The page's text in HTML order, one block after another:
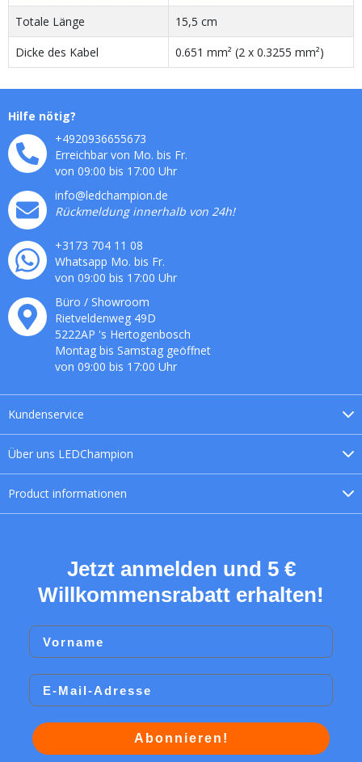
Totale Länge
15,5 cm
Dicke des Kabel
0.651 mm² (2 x 0.3255 mm²)
Über uns LEDChampion
Product informationen
Kundenservice
Hilfe nötig?
+4920936655673
Erreichbar von Mo. bis Fr.
von 09:00 bis 17:00 Uhr
info@ledchampion.de
Rückmeldung innerhalb von 24h!
+3173 704 11 08
Whatsapp Mo. bis Fr.
von 09:00 bis 17:00 Uhr
Büro / Showroom
Rietveldenweg 49D
5222AP 's Hertogenbosch
Montag bis Samstag geöffnet
von 09:00 bis 17:00 Uhr
Jetzt anmelden und 5 €
Willkommensrabatt erhalten!
Vorname
Email
Abonnieren!